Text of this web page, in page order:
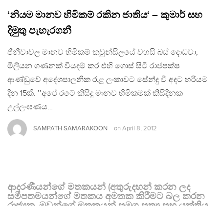
‘නියම මානව හිමිකම් රකින ජාතිය‘ – කුමාර් සහ
දිමුතු පැහැරගනී
ජිනීවාවල මානව හිමිකම් කවුන්සිලයේ වහසි බස් දොඩවා,
මිලියන ගණනක් වියදම් කර එහි ගොස් සිටි රාජපක්ෂ
ආණ්ඩුවේ අදේශපාලනික රැළ ලංකාවට සේන්දු වී අදට හරියම
දින 15කි. ‛‛අපේ රටේ කිසිදු මානව හිමිකමක් කිසිදිනක
උල්ලංඝණය…
SAMPATH SAMARAKOON on April 8, 2012
ආදරණීයන්ගේ මතකයන් (අතුරුදහන් කරන ලද
සමීපතමයන්ගේ මතකය අමතක කිරීමට බල කරන